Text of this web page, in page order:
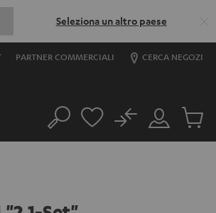
Seleziona un altro paese
PARTNER COMMERCIALI CERCA NEGOZI
Cerca
Il
mio
No
Prodotti